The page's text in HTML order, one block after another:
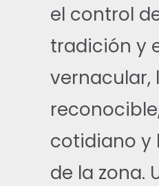
el control
tradición y
vernacular,
cotidiano y
de la zona.